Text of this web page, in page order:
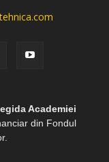
Academiei
din Fondul